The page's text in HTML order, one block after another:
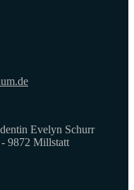
Evelyn Schurr
- 9872 Millstatt